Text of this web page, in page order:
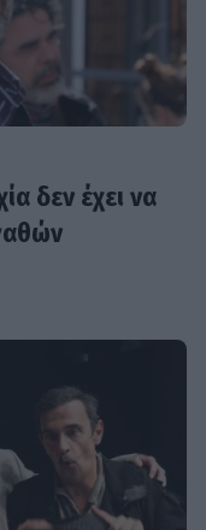
δεν έχει να